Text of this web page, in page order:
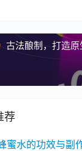
古法酿制，打造
荐
蜜水的功效与副